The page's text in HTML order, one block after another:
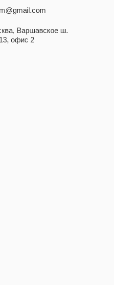
Варшавское ш.
офис 2